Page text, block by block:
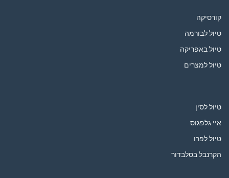
קורסיקה
טיול לבורמה
טיול באפריקה
טיול למצרים
טיול לסין
איי גלפגוס
טיול לפרו
הקרנבל בסלבדור